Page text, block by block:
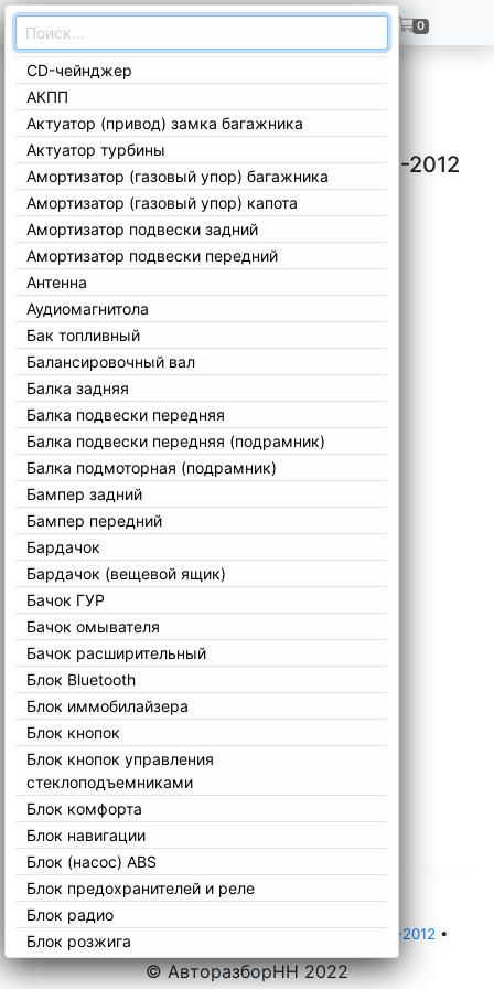
ГЛАВНАЯ +7(909)299-02-99 0
Главная/Каталог
CD-чейнджер
АКПП
Актуатор (привод) замка багажника
Актуатор турбины
Амортизатор (газовый упор) багажника
Амортизатор (газовый упор) капота
Амортизатор подвески задний
Амортизатор подвески передний
Антенна
Аудиомагнитола
Бак топливный
Балансировочный вал
Балка задняя
Балка подвески передняя
Балка подвески передняя (подрамник)
Балка подмоторная (подрамник)
Бампер задний
Бампер передний
Бардачок
Бардачок (вещевой ящик)
Бачок ГУР
Бачок омывателя
Бачок расширительный
Блок Bluetooth
Блок иммобилайзера
Блок кнопок
Блок кнопок управления
стеклоподъемниками
Блок комфорта
Блок навигации
Блок (насос) ABS
Блок предохранителей и реле
Блок радио
Блок розжига
Блок розжига фар (ксенон)
Запчасти BMW 3 Series E90 2005-2012
Главная•Каталог•BMW•3 Series•E90 2005-2012 •
© АвторазборНН 2022